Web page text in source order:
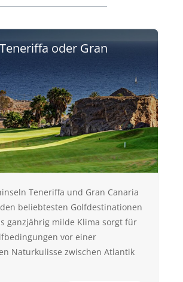
oder Gran
Teneriffa und Gran Canaria
beliebtesten Golfdestinationen
ganzjährig milde Klima sorgt für
vor einer
Naturkulisse zwischen Atlantik